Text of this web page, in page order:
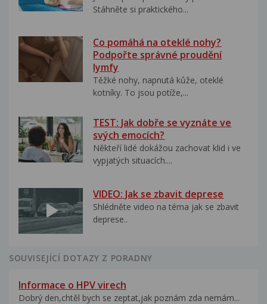
Stáhněte si praktického...
Co pomáhá na oteklé nohy?
Podpořte správné proudění
lymfy
Těžké nohy, napnutá kůže, oteklé
kotníky. To jsou potíže,...
TEST: Jak dobře se vyznáte ve
svých emocích?
Někteří lidé dokážou zachovat klid i ve
vypjatých situacích....
VIDEO: Jak se zbavit deprese
Shlédněte video na téma jak se zbavit
deprese..
SOUVISEJÍCÍ DOTAZY Z PORADNY
Informace o HPV virech
Dobrý den,chtěl bych se zeptat,jak poznám zda nemám...